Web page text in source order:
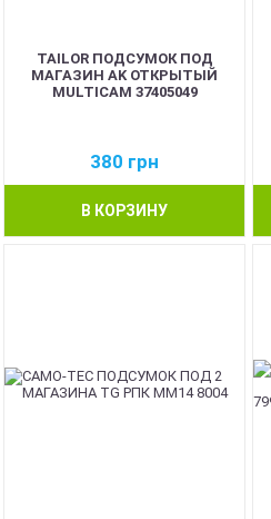
TAILOR ПОДСУМОК ПОД
МАГАЗИН AK ОТКРЫТЫЙ
MULTICAM 37405049
380 грн
В КОРЗИНУ